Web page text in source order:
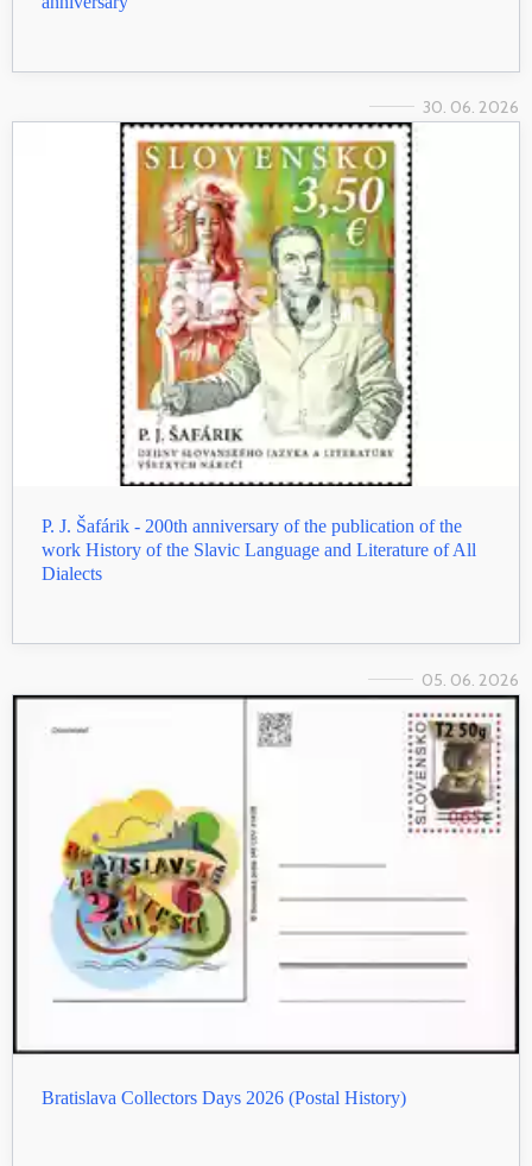
30. 06. 2026
P. J. Šafárik - 200th anniversary of the publication of the
work History of the Slavic Language and Literature of All
Dialects
05. 06. 2026
Bratislava Collectors Days 2026 (Postal History)